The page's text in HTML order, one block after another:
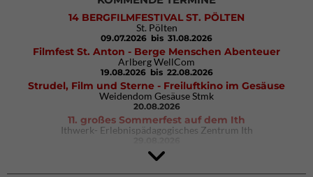
14 BERGFILMFESTIVAL ST. PÖLTEN
St. Pölten
09.07.2026 bis 31.08.2026
Filmfest St. Anton - Berge Menschen Abenteuer
Arlberg WellCom
19.08.2026 bis 22.08.2026
Strudel, Film und Sterne - Freiluftkino im Gesäuse
Weidendom Gesäuse Stmk
20.08.2026
11. großes Sommerfest auf dem Ith
Ithwerk- Erlebnispädagogisches Zentrum Ith
Rock Master Arco
Arco (IT)
02.10.2026bis 04.10.2026